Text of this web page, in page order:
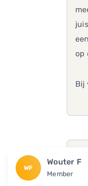
op
Bij
WF
Wouter F
Member